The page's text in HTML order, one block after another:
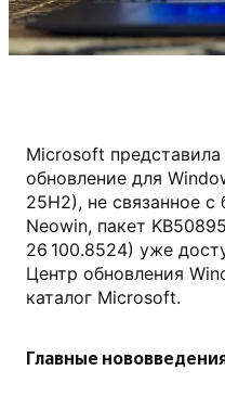
Microsoft представила
обновление для
25H2), не связанное
Neowin, пакет
26 100.8524) уже
Центр обновления
каталог Microsoft.
Главные